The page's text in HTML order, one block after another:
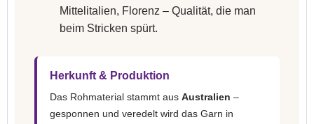
Mittelitalien, Florenz – Qualität, die man
beim Stricken spürt.
Herkunft & Produktion
Das Rohmaterial stammt aus Australien –
gesponnen und veredelt wird das Garn in